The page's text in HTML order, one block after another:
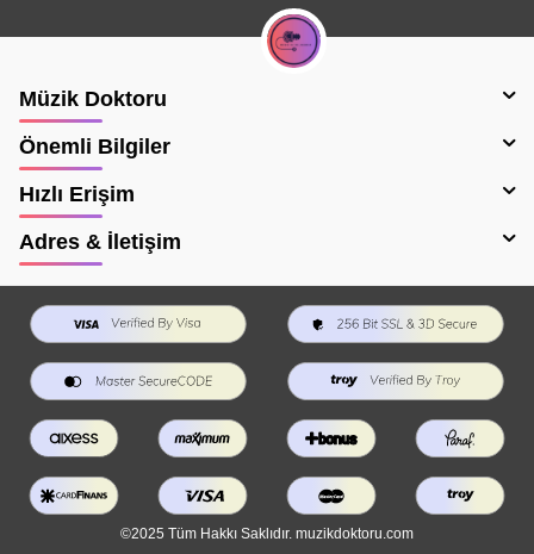
Müzik Doktoru
Önemli Bilgiler
Hızlı Erişim
Adres & İletişim
©2025 Tüm Hakkı Saklıdır. muzikdoktoru.com